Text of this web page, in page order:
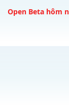
08/2626
Open Beta hôm